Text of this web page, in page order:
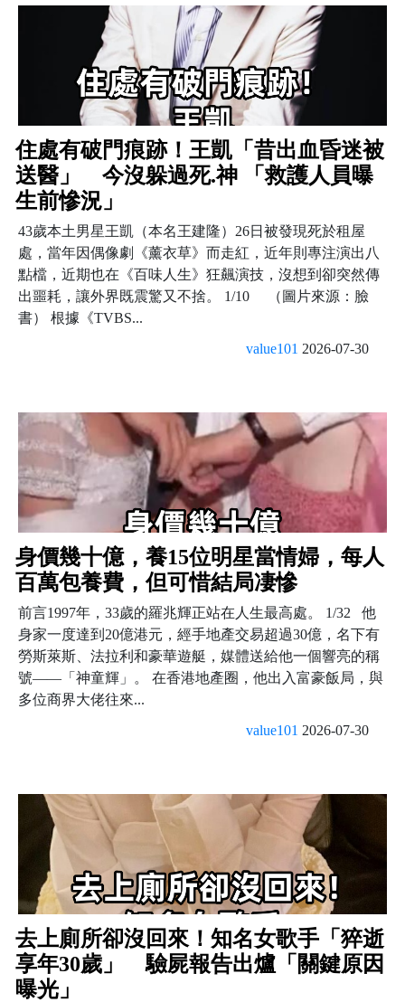
住處有破門痕跡！王凱「昔出血昏迷被
送醫」 今沒躲過死.神 「救護人員曝
生前慘況」
43歲本土男星王凱（本名王建隆）26日被發現死於租屋
處，當年因偶像劇《薰衣草》而走紅，近年則專注演出八
點檔，近期也在《百味人生》狂飆演技，沒想到卻突然傳
出噩耗，讓外界既震驚又不捨。 1/10 （圖片來源：臉
書） 根據《TVBS...
value101 2026-07-30
身價幾十億，養15位明星當情婦，每人
百萬包養費，但可惜結局凄慘
前言1997年，33歲的羅兆輝正站在人生最高處。 1/32 他
身家一度達到20億港元，經手地產交易超過30億，名下有
勞斯萊斯、法拉利和豪華遊艇，媒體送給他一個響亮的稱
號——「神童輝」。 在香港地產圈，他出入富豪飯局，與
多位商界大佬往來...
value101 2026-07-30
去上廁所卻沒回來！知名女歌手「猝逝
享年30歲」 驗屍報告出爐「關鍵原因
曝光」